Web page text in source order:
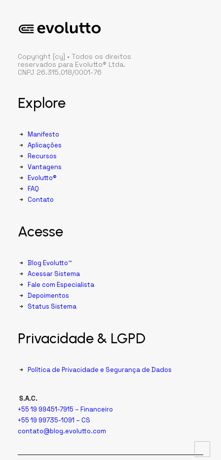
Copyright [cy] • Todos os direitos
reservados para Evolutto® Ltda.
CNPJ 26.315.018/0001-76
Explore
Manifesto
Aplicações
Recursos
Vantagens
Evolutto®
FAQ
Contato
Acesse
Blog Evolutto™
Acessar Sistema
Fale com Especialista
Depoimentos
Status Sistema
Privacidade & LGPD
Política de Privacidade e Segurança de Dados
S.A.C.
+55 19 99451-7915 – Financeiro
+55 19 99735-1091 – CS
contato@blog.evolutto.com